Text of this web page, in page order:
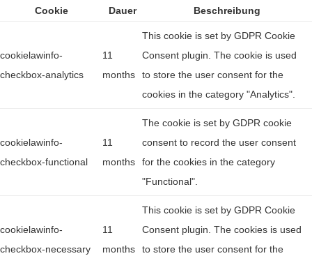
Cookie
Dauer Beschreibung
cookielawinfo-
checkbox-analytics
11
months
This cookie is set by GDPR Cookie
Consent plugin. The cookie is used
to store the user consent for the
cookies in the category "Analytics".
cookielawinfo-
checkbox-functional
11
months
The cookie is set by GDPR cookie
consent to record the user consent
for the cookies in the category
"Functional".
cookielawinfo-
checkbox-necessary
11
months
This cookie is set by GDPR Cookie
Consent plugin. The cookies is used
to store the user consent for the